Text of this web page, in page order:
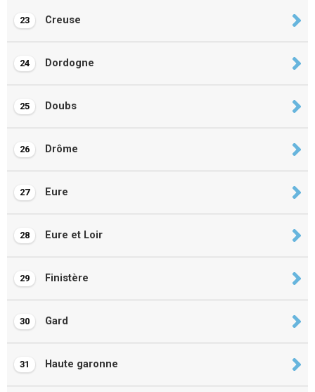
23 Creuse
24 Dordogne
25 Doubs
26 Drôme
27 Eure
28 Eure et Loir
29 Finistère
30 Gard
31 Haute garonne